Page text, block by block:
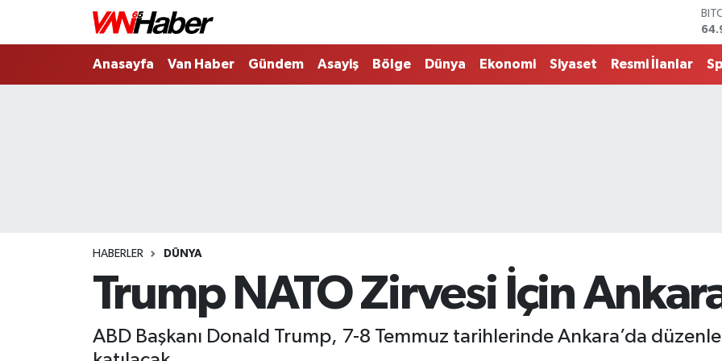
Anasayfa Van Haber Gündem Asayiş Bölge Dünya Ekonomi Siyaset Resmi İlanlar
HABERLER DÜNYA
Trump NATO Zirvesi İçin
ABD Başkanı Donald Trump, 7-8 Temmuz tarihlerinde Ankara’da
Nöbetçi Eczaneler
Haber Arşivi